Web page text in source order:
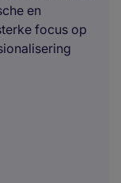
en
focus op